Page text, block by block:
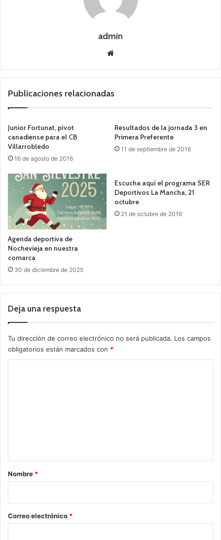
admin
we
Publicaciones relacionadas
Junior Fortunat, pívot
canadiense para el CB
Villarrobledo
16 de agosto de 2016
Resultados de la jornada 3 en
Primera Preferente
11 de septiembre de 2016
Agenda deportiva de
Nochevieja en nuestra
comarca
30 de diciembre de 2025
Escucha aquí el programa SER
Deportivos La Mancha, 21
octubre
21 de octubre de 2016
Deja una respuesta
Tu dirección de correo electrónico no será publicada. Los campos
obligatorios están marcados con *
r
*
Nombre *
Correo electrónico *